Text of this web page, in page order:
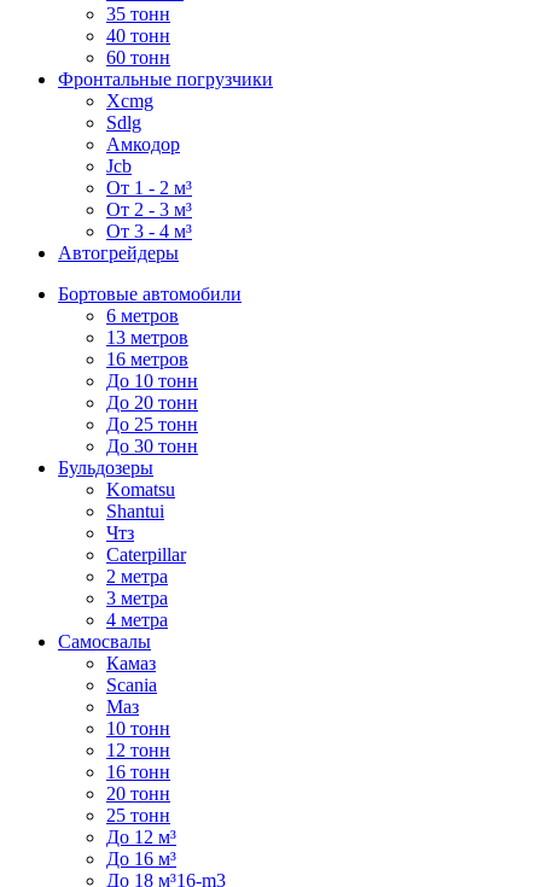
35 тонн
40 тонн
60 тонн
Фронтальные погрузчики
Xcmg
Sdlg
Амкодор
Jcb
От 1 - 2 м³
От 2 - 3 м³
От 3 - 4 м³
Автогрейдеры
Бортовые автомобили
6 метров
13 метров
16 метров
До 10 тонн
До 20 тонн
До 25 тонн
До 30 тонн
Бульдозеры
Komatsu
Shantui
Чтз
Caterpillar
2 метра
3 метра
4 метра
Самосвалы
Камаз
Scania
Маз
10 тонн
12 тонн
16 тонн
20 тонн
25 тонн
До 12 м³
До 16 м³
До 18 м³16-m3